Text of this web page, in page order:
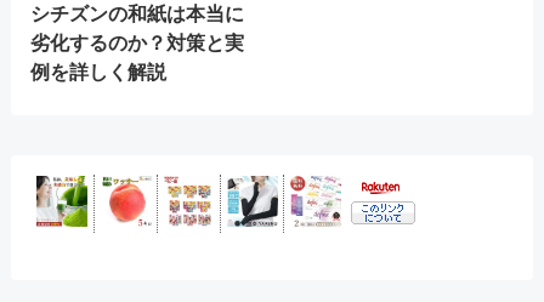
シチズンの和紙は本当に
劣化するのか？対策と実
例を詳しく解説